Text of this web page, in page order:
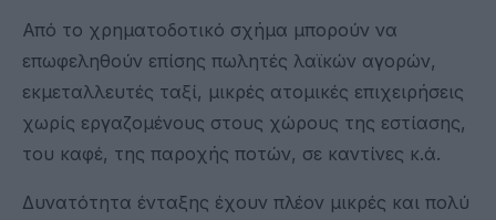
Από το χρηματοδοτικό σχήμα μπορούν να
επωφεληθούν επίσης πωλητές λαϊκών αγορών,
εκμεταλλευτές ταξί, μικρές ατομικές επιχειρήσεις
χωρίς εργαζομένους στους χώρους της εστίασης,
του καφέ, της παροχής ποτών, σε καντίνες κ.ά.
Δυνατότητα ένταξης έχουν πλέον μικρές και πολύ